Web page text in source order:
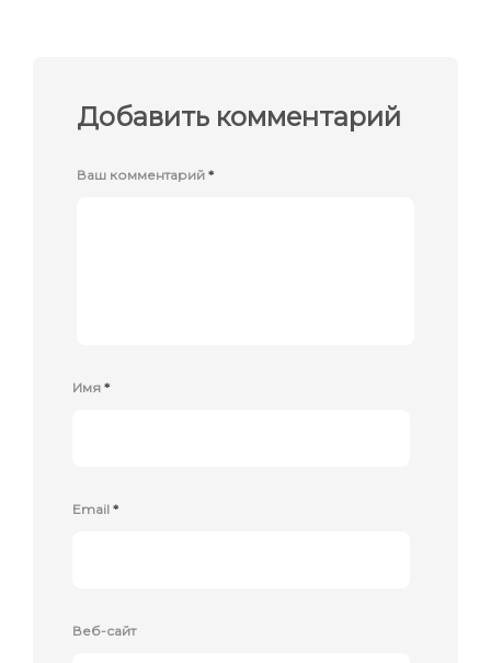
Добавить комментарий
Ваш комментарий *
Имя *
Email *
Веб-сайт